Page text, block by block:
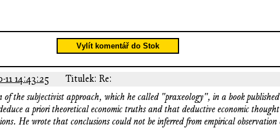
Vylít komentář do Stok
11 14:43:25
Titulek: Re:
of the subjectivist approach, which he called "praxeology", in a book
a priori theoretical economic truths and that deductive economic
He wrote that conclusions could not be inferred from empirical